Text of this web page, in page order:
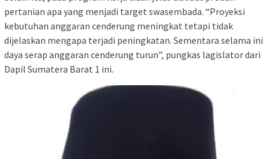
pertanian apa yang menjadi target swasembada. “Proyeksi
kebutuhan anggaran cenderung meningkat tetapi tidak
dijelaskan mengapa terjadi peningkatan. Sementara selama ini
daya serap anggaran cenderung turun”, pungkas lagislator dari
Dapil Sumatera Barat 1 ini.